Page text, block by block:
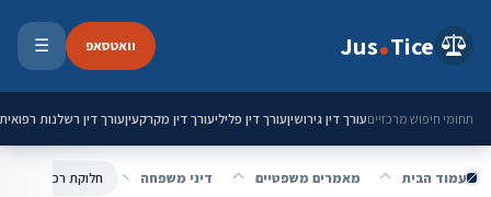
Jus Tice וואטסאפ ☰
תחומי חיפוש מרכזייםעורך דין גירושיןעורך דין פליליעורך דין מקרקעיןעורך דין רשלנות רפואית
עמוד הבית מאמרים משפטיים דיני משפחה